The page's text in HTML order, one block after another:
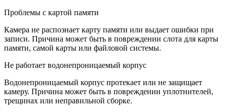
Проблемы с картой памяти
Камера не распознает карту памяти или выдает ошибки при
записи. Причина может быть в повреждении слота для карты
памяти, самой карты или файловой системы.
Не работает водонепроницаемый корпус
Водонепроницаемый корпус протекает или не защищает
камеру. Причина может быть в повреждении уплотнителей,
трещинах или неправильной сборке.